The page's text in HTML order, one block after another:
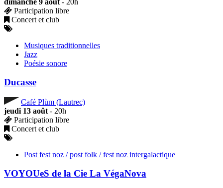
Participation libre
Concert et club
Musiques traditionnelles
Jazz
Poésie sonore
Ducasse
Café Plùm (Lautrec)
jeudi 13 août - 20h
Participation libre
Concert et club
Post fest noz / post folk / fest noz intergalactique
VOYOUeS de la Cie La VégaNova